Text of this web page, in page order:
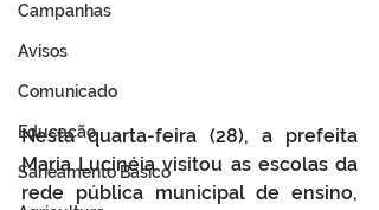
Campanhas
Avisos
Comunicado
Educação
Saneamento Básico
Nesta quarta-feira (28), a prefeita
Maria Lucinéia visitou as escolas da
rede pública municipal de ensino,